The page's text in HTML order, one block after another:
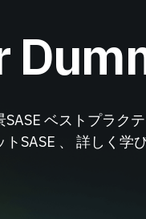
ベストプラク
SASE 、 詳しく学